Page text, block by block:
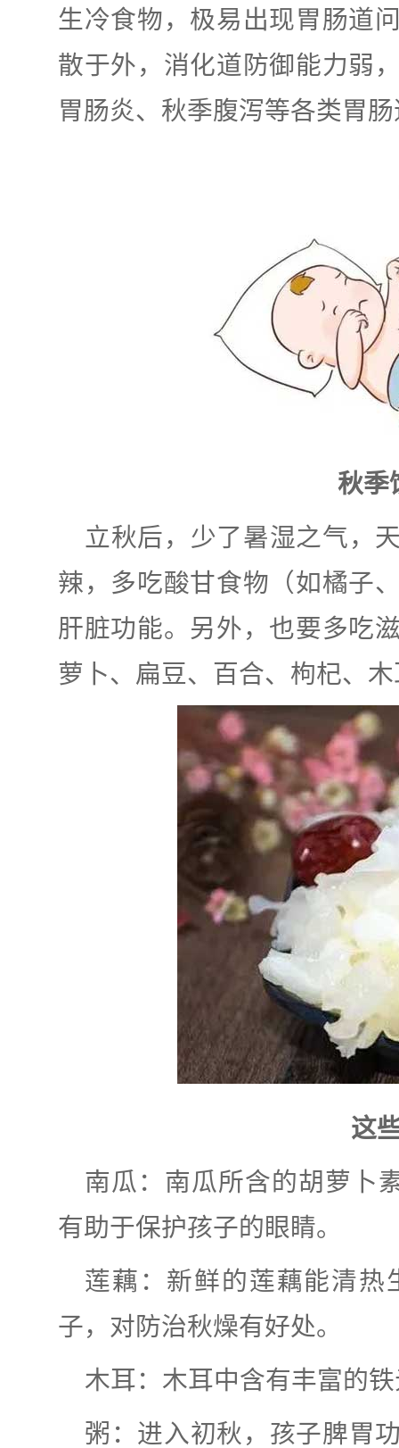
生冷食物，极易出现胃肠道
散于外，消化道防御能力弱
胃肠炎、秋季腹泻等各类胃
秋季
立秋后，少了暑湿之气，
辣，多吃酸甘食物（如橘子
肝脏功能。另外，也要多吃
萝卜、扁豆、百合、枸杞、
这
南瓜：南瓜所含的胡萝卜
有助于保护孩子的眼睛。
莲藕：新鲜的莲藕能清热
子，对防治秋燥有好处。
木耳：木耳中含有丰富的
粥：进入初秋，孩子脾胃